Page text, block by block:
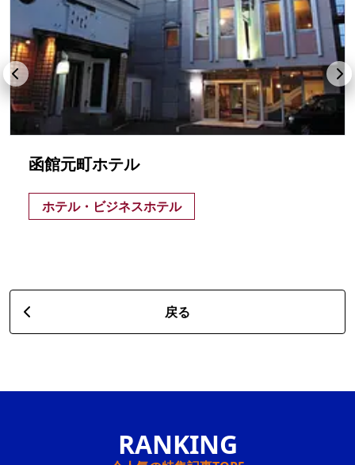
函館元町ホテル
ホテル・ビジネスホテル
戻る